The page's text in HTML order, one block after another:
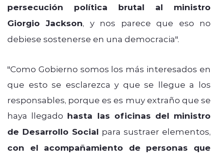
persecución política brutal al ministro
Giorgio Jackson, y nos parece que eso no
debiese sostenerse en una democracia".
"Como Gobierno somos los más interesados en
que esto se esclarezca y que se llegue a los
responsables, porque es es muy extraño que se
haya llegado hasta las oficinas del ministro
de Desarrollo Social para sustraer elementos,
con el acompañamiento de personas que